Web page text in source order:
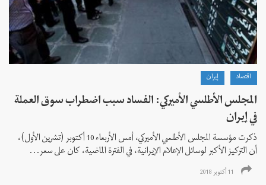
اقتصاد إيران
المجلس الأطلسي الأميركي: الفساد سبب اضطراب سوق العملة
في إيران
ذكرت مؤسسة المجلس الأطلسي الأميركي، أمس الأربعاء 10 أكتوبر (تشرين الأول)،
أن التركيز الأكبر لوسائل الإعلام الإيرانية، في الفترة الماضية، كان على سعر...
11 أكتوبر 2018